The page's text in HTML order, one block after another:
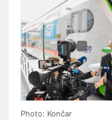
Photo: Končar